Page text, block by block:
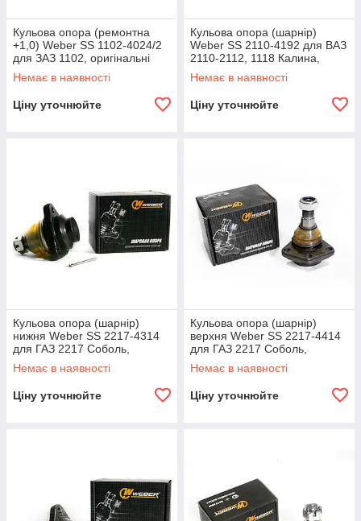
Кульова опора (ремонтна
+1,0) Weber SS 1102-4024/2
для ЗАЗ 1102, оригінальні
номери: 1102-2304024-10.
Немає в наявності
Ціну уточнюйте
Кульова опора (шарнір)
Weber SS 2110-4192 для ВАЗ
2110-2112, 1118 Калина,
2170 Пріора, 1111 Ока,
оригінальні номери: 2110-
Немає в наявності
Ціну уточнюйте
Кульова опора (шарнір)
нижня Weber SS 2217-4314
для ГАЗ 2217 Соболь,
оригінальні номери: 2217-
2904314.
Немає в наявності
Ціну уточнюйте
Кульова опора (шарнір)
верхня Weber SS 2217-4414
для ГАЗ 2217 Соболь,
оригінальні номери: 2217-
2904414.
Немає в наявності
Ціну уточнюйте